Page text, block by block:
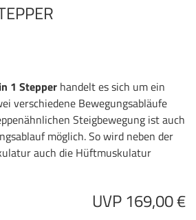
1 Stepper handelt es sich um ein
verschiedene Bewegungsabläufe
Steigbewegung ist auch
möglich. So wird neben der
auch die Hüftmuskulatur
UVP 169,00 €